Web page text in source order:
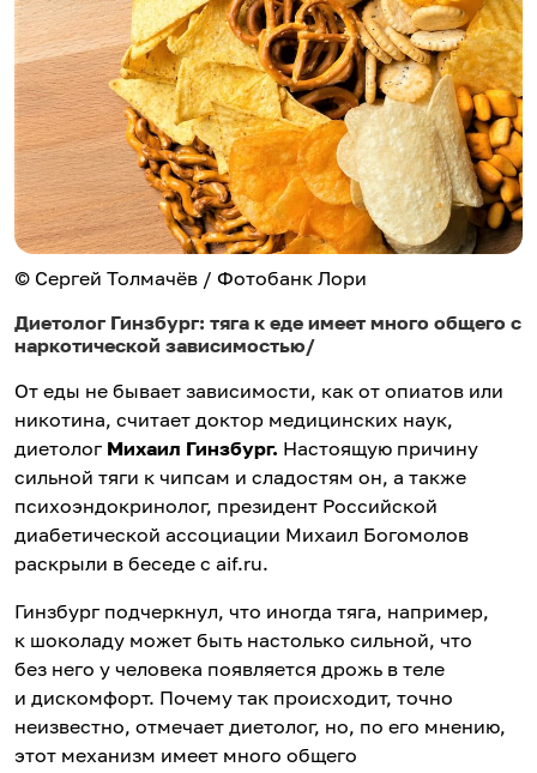
© Сергей Толмачёв / Фотобанк Лори
Диетолог Гинзбург: тяга к еде имеет много общего с
наркотической зависимостью/
От еды не бывает зависимости, как от опиатов или
никотина, считает доктор медицинских наук,
диетолог Михаил Гинзбург. Настоящую причину
сильной тяги к чипсам и сладостям он, а также
психоэндокринолог, президент Российской
диабетической ассоциации Михаил Богомолов
раскрыли в беседе с aif.ru.
Гинзбург подчеркнул, что иногда тяга, например,
к шоколаду может быть настолько сильной, что
без него у человека появляется дрожь в теле
и дискомфорт. Почему так происходит, точно
неизвестно, отмечает диетолог, но, по его мнению,
этот механизм имеет много общего